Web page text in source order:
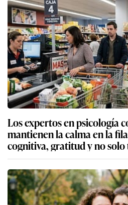
Los expertos en psicología
mantienen la calma en la
cognitiva, gratitud y no